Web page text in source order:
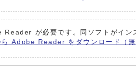
Reader が必要です。同ソフトがイン
Adobe Reader をダウンロード（無